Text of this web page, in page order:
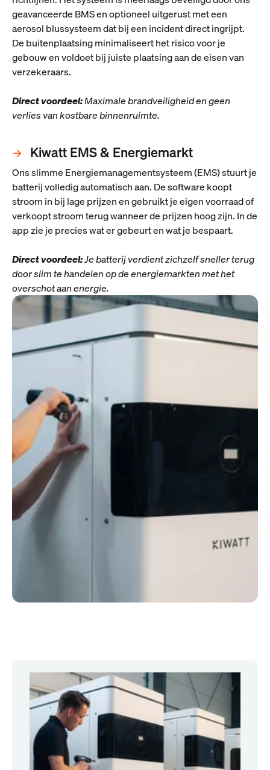
geavanceerde BMS en optioneel uitgerust met een
aerosol blussysteem dat bij een incident direct ingrijpt.
De buitenplaatsing minimaliseert het risico voor je
gebouw en voldoet bij juiste plaatsing aan de eisen van
verzekeraars.
Direct voordeel:Maximale brandveiligheid en geen
verlies van kostbare binnenruimte.
Kiwatt EMS & Energiemarkt
Ons slimme Energiemanagementsysteem (EMS) stuurt je
batterij volledig automatisch aan. De software koopt
stroom in bij lage prijzen en gebruikt je eigen voorraad of
verkoopt stroom terug wanneer de prijzen hoog zijn. In de
app zie je precies wat er gebeurt en wat je bespaart.
Direct voordeel:Je batterij verdient zichzelf sneller terug
door slim te handelen op de energiemarkten met het
overschot aan energie.